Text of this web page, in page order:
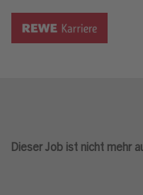
Dieser Job ist nicht mehr